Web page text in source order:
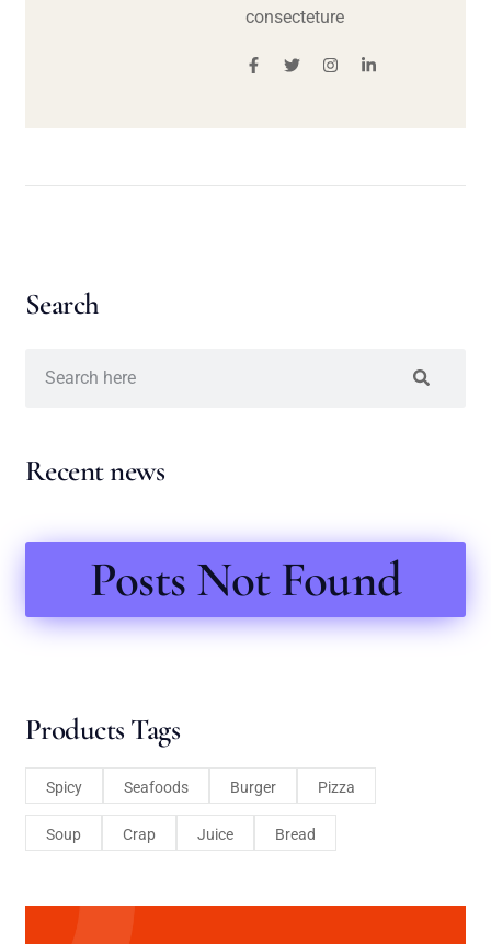
consecteture
Search
Recent news
Posts Not Found
Products Tags
Spicy Seafoods Burger Pizza
Soup Crap Juice Bread